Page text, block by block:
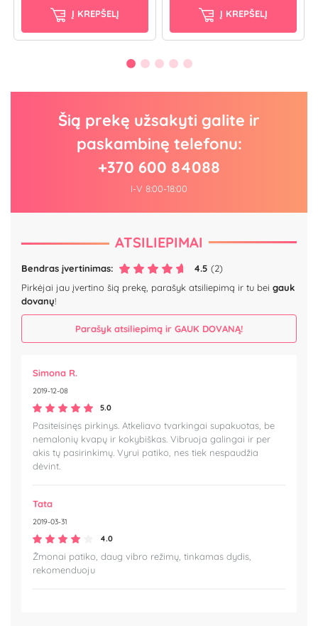
Į KREPŠELĮ Į KREPŠELĮ
Šią prekę užsakyti galite ir
paskambinę telefonu:
+370 600 84088
I-V 8:00-18:00
ATSILIEPIMAI
Bendras įvertinimas: 4.5 (2)
Pirkėjai jau įvertino šią prekę, parašyk atsiliepimą ir tu bei gauk
dovanų!
Parašyk atsiliepimą ir GAUK DOVANĄ!
Simona R.
2019-12-08
5.0
Pasiteisinęs pirkinys. Atkeliavo tvarkingai supakuotas, be
nemalonių kvapų ir kokybiškas. Vibruoja galingai ir per
akis tų pasirinkimų. Vyrui patiko, nes tiek nespaudžia
dėvint.
Tata
2019-03-31
4.0
Žmonai patiko, daug vibro režimų, tinkamas dydis,
rekomenduoju